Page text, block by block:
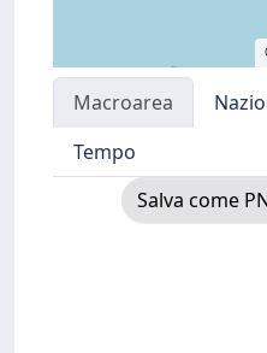
Macroarea
Tempo
Salva come